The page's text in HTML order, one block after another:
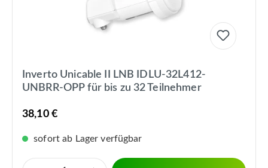
Inverto Unicable II LNB IDLU-32L412-
UNBRR-OPP für bis zu 32 Teilnehmer
38,10 €
sofort ab Lager verfügbar